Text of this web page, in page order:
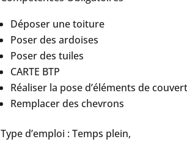
Déposer une toiture
Poser des ardoises
Poser des tuiles
CARTE BTP
Réaliser la pose d’éléments de
Remplacer des chevrons
Type d’emploi : Temps plein,